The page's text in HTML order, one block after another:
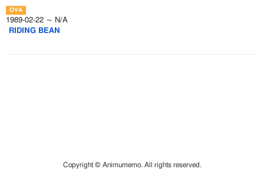
1989-02-22 ～ N/A
RIDING BEAN
Copyright © Animumemo. All rights reserved.